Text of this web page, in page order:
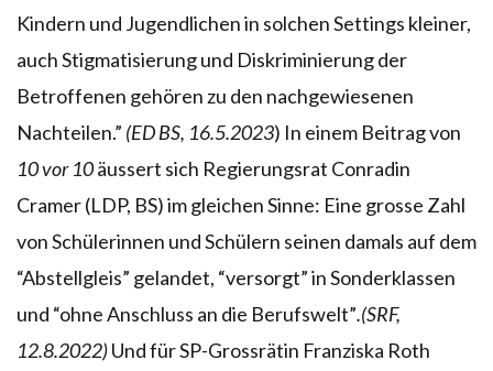
Kindern und Jugendlichen in solchen Settings kleiner,
auch Stigmatisierung und Diskriminierung der
Betroffenen gehören zu den nachgewiesenen
Nachteilen.” (ED BS, 16.5.2023) In einem Beitrag von
10 vor 10äussert sich Regierungsrat Conradin
Cramer (LDP, BS) im gleichen Sinne: Eine grosse Zahl
von Schülerinnen und Schülern seinen damals auf dem
“Abstellgleis” gelandet, “versorgt” in Sonderklassen
und “ohne Anschluss an die Berufswelt”.(SRF,
12.8.2022)Und für SP-Grossrätin Franziska Roth